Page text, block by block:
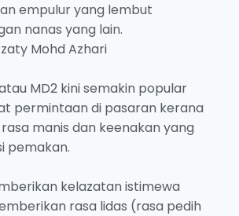
empulur yang lembut
nanas yang lain.
Mohd Azhari
MD2 kini semakin popular
permintaan di pasaran kerana
manis dan keenakan yang
pemakan.
kelazatan istimewa
rasa lidas (rasa pedih